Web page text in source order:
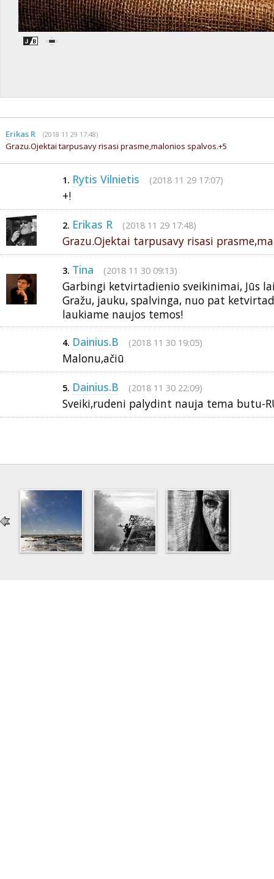
Erikas R (2018 11 29 17:48)
Grazu.Ojektai tarpusavy risasi prasme,malonios spalvos.+5
1. Rytis Vilnietis (2018 11 29 17:07)
+!
2. Erikas R (2018 11 29 17:48)
Grazu.Ojektai tarpusavy risasi
3. Tina (2018 11 30 09:13)
Garbingi ketvirtadienio sveikinimai, Jūs
Gražu, jauku, spalvinga, nuo pat
laukiame naujos temos!
4. Dainius.B (2018 11 30 19:05)
Malonu,ačiū
5. Dainius.B (2018 11 30 22:09)
Sveiki,rudeni palydint nauja tema butu-